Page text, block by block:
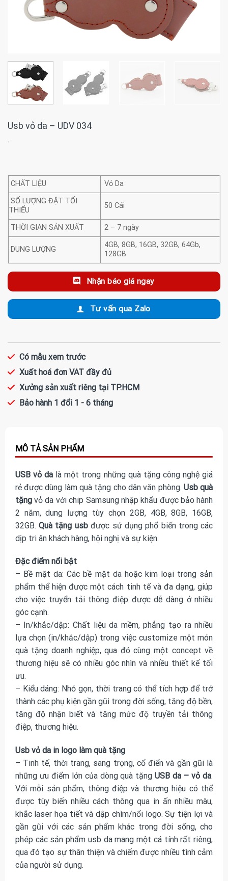
Usb vỏ da – UDV 034
·
CHẤT LIỆU
Vỏ Da
SỐ LƯỢNG ĐẶT TỐI
THIỂU
50 Cái
THỜI GIAN SẢN XUẤT 2 – 7 ngày
DUNG LƯỢNG
4GB, 8GB, 16GB, 32GB, 64Gb,
128GB
Nhận báo giá ngay
Tư vấn qua Zalo
Có mẫu xem trước
Xuất hoá đơn VAT đầy đủ
Xưởng sản xuất riêng tại TP.HCM
Bảo hành 1 đổi 1 - 6 tháng
USB vỏ da là một trong những quà tặng công nghệ giá
rẻ được dùng làm quà tặng cho dân văn phòng. Usb quà
tặngvỏ da với chip Samsung nhập khẩu được bảo hành
2 năm, dung lượng tùy chọn 2GB, 4GB, 8GB, 16GB,
32GB.Quà tặng usbđược sử dụng phổ biến trong các
dịp tri ân khách hàng, hội nghị và sự kiện.
Đặc điểm nổi bật
– Bề mặt da: Các bề mặt da hoặc kim loại trong sản
phẩm thể hiện được một cách tinh tế và đa dạng, giúp
cho việc truyển tải thông điệp được dễ dàng ở nhiều
góc cạnh.
– In/khắc/dập: Chất liệu da mềm, phẳng tạo ra nhiều
lựa chọn (in/khắc/dập) trong việc customize một món
quà tặng doanh nghiệp, qua đó cùng một concept về
thương hiệu sẽ có nhiều góc nhìn và nhiều thiết kế tối
ưu.
– Kiểu dáng: Nhỏ gọn, thời trang có thể tích hợp để trở
thành các phụ kiện gần gũi trong đời sống, tăng độ bền,
tăng độ nhận biết và tăng mức độ truyền tải thông
điệp, thương hiệu.
Usb vỏ da in logo làm quà tặng
– Tinh tế, thời trang, sang trọng, cổ điển và gần gũi là
những ưu điểm lớn của dòng quà tặng USB da – vỏ da.
Với mỗi sản phẩm, thông điệp và thương hiệu có thể
được tùy biến nhiều cách thông qua in ấn nhiều màu,
khắc laser họa tiết và dập chìm/nổi logo. Sự tiện lợi và
gần gũi với các sản phẩm khác trong đời sống, cho
phép các sản phẩm usb da mang một cá tính rất riêng,
qua đó tạo sự thân thiện và chiếm được nhiều tình cảm
của người sử dụng.